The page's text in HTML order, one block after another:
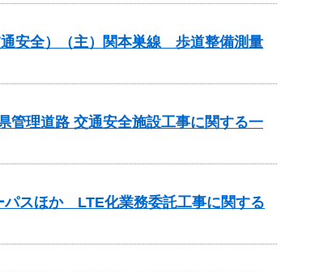
安全）（主）関本巣線 歩道整備測量
理道路 交通安全施設工事に関する一
スほか LTE化業務委託工事に関する